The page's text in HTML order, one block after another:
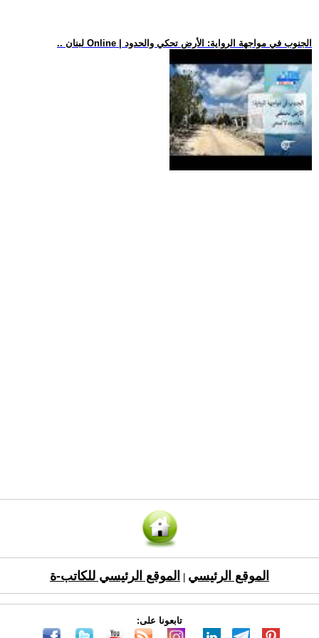
.. لبنان Online | الجنوب في مواجهة الرواية: الأرض تحكي والحدود
الموقع الرئيسي الموقع الرئيسي للكاتب-ة
تابعونا على: